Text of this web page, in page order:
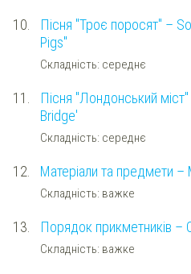
10.
Пісня "Троє поросят" –
Pigs"
Складність: середнє
11.
Пісня "Лондонський
Bridge'
Складність: середнє
12. Матеріали та предмети
Складність: важке
13. Порядок прикметників –
Складність: важке